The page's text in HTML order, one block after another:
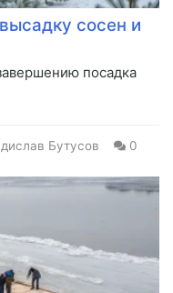
сосен и
посадка
Бутусов 0